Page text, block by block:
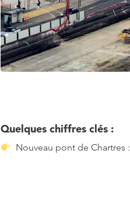
Quelques chiffres clés :
Nouveau pont de Chartres :